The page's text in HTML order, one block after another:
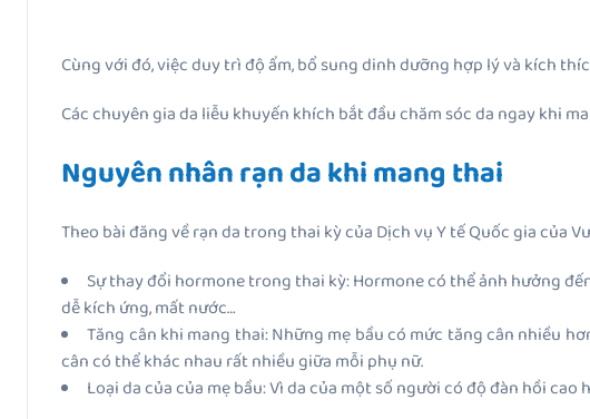
Cùng với đó, việc duy trì độ ẩm, bổ sung dinh dưỡng hợp lý và kích
Các chuyên gia da liễu khuyến khích bắt đầu chăm sóc da ngay khi
Nguyên nhân rạn da khi mang thai
Theo bài đăng về rạn da trong thai kỳ của Dịch vụ Y tế Quốc gia của
Sự thay đổi hormone trong thai kỳ: Hormone có thể ảnh hưởng
dễ kích ứng, mất nước…
Tăng cân khi mang thai: Những mẹ bầu có mức tăng cân nhiều
cân có thể khác nhau rất nhiều giữa mỗi phụ nữ.
Loại da của của mẹ bầu: Vì da của một số người có độ đàn hồi cao